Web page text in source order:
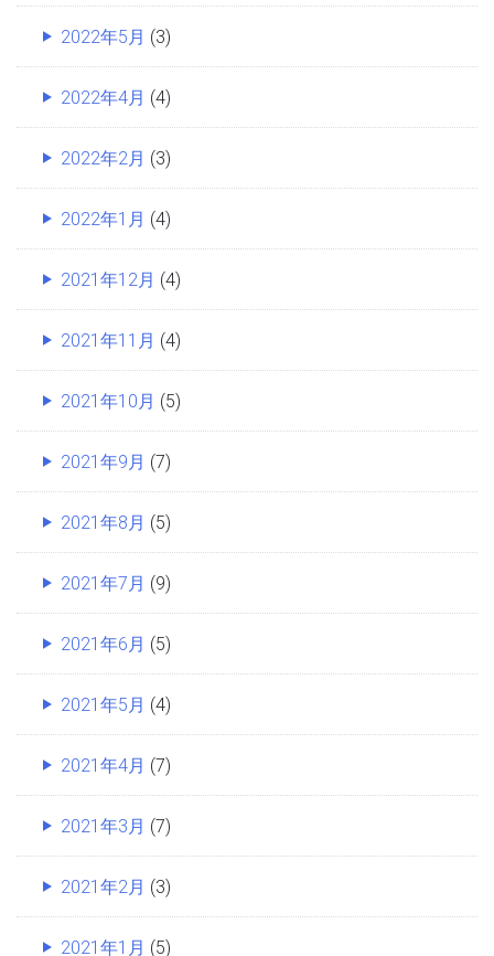
2022年5月 (3)
2022年4月 (4)
2022年2月 (3)
2022年1月 (4)
2021年12月 (4)
2021年11月 (4)
2021年10月 (5)
2021年9月 (7)
2021年8月 (5)
2021年7月 (9)
2021年6月 (5)
2021年5月 (4)
2021年4月 (7)
2021年3月 (7)
2021年2月 (3)
2021年1月 (5)